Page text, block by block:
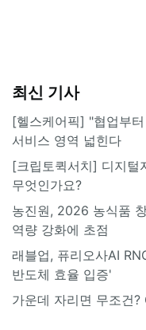
최신 기사
[헬스케어픽] "협업부터
서비스 영역 넓힌다
[크립토퀵서치] 디지털
무엇인가요?
농진원, 2026 농식품 창
역량 강화에 초점
래블업, 퓨리오사AI
반도체 효율 입증'
가운데 자리면 무조건